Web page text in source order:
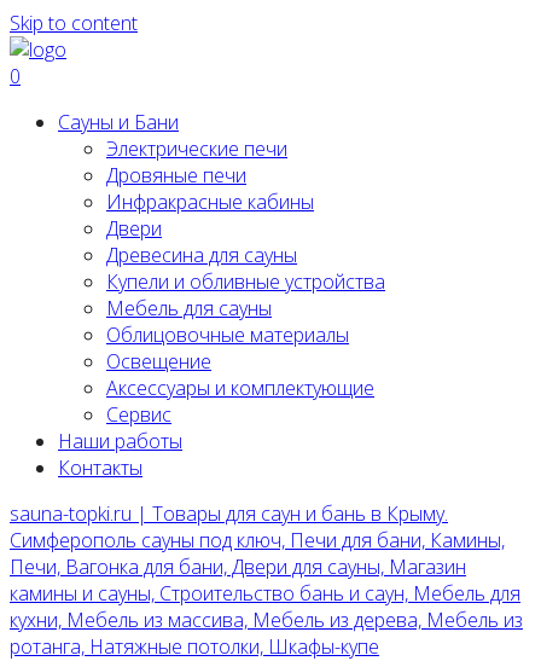
Skip to content
0
Сауны и Бани
Электрические печи
Дровяные печи
Инфракрасные кабины
Двери
Древесина для сауны
Купели и обливные устройства
Мебель для сауны
Облицовочные материалы
Освещение
Аксессуары и комплектующие
Сервис
Наши работы
Контакты
sauna-topki.ru | Товары для саун и бань в Крыму.
Симферополь сауны под ключ, Печи для бани, Камины,
Печи, Вагонка для бани, Двери для сауны, Магазин
камины и сауны, Строительство бань и саун, Мебель для
кухни, Мебель из массива, Мебель из дерева, Мебель из
ротанга, Натяжные потолки, Шкафы-купе